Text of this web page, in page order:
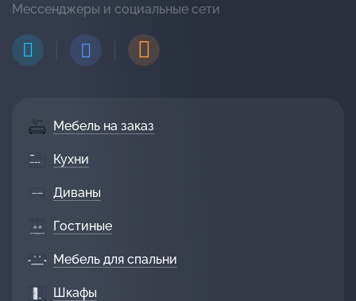
Мебель на заказ
Кухни
Диваны
Гостиные
Мебель для спальни
Шкафы
Мессенджеры и социальные сети